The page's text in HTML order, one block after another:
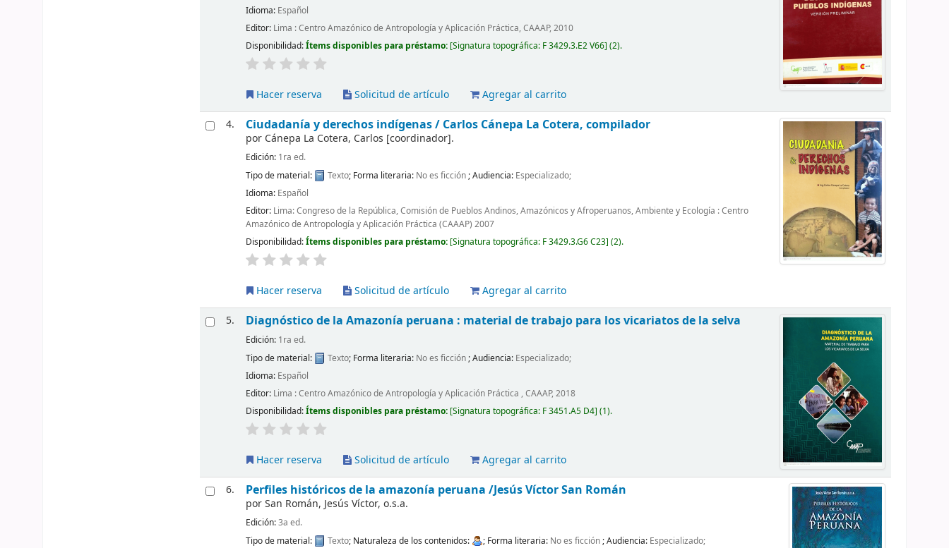
Idioma: Español
Editor: Lima : Centro Amazónico de Antropología y Aplicación Práctica, CAAAP, 2010
Disponibilidad:Ítems disponibles para préstamo: Signatura topográfica: F 3429.3.E2 V66 (2).
Hacer reserva Solicitud de artículo
Agregar al carrito
4.
Ciudadanía y derechos indígenas / Carlos Cánepa La Cotera, compilador
por Cánepa La Cotera, Carlos [coordinador].
Edición: 1ra ed.
Tipo de material:
Texto; Forma literaria: No es ficción; Audiencia: Especializado;
Idioma: Español
Editor: Lima: Congreso de la República, Comisión de Pueblos Andinos, Amazónicos y Afroperuanos, Ambiente y Ecología : Centro
Amazónico de Antropología y Aplicación Práctica (CAAAP) 2007
Disponibilidad:Ítems disponibles para préstamo: Signatura topográfica: F 3429.3.G6 C23 (2).
Hacer reserva Solicitud de artículo
Agregar al carrito
5.
Diagnóstico de la Amazonía peruana : material de trabajo para los vicariatos de la selva
Edición: 1ra ed.
Tipo de material:
Texto; Forma literaria: No es ficción ; Audiencia: Especializado;
Idioma: Español
Editor: Lima : Centro Amazónico de Antropología y Aplicación Práctica , CAAAP, 2018
Disponibilidad:Ítems disponibles para préstamo: Signatura topográfica: F 3451.A5 D4 (1).
Hacer reserva Solicitud de artículo
Agregar al carrito
6.
Perfiles históricos de la amazonía peruana/Jesús Víctor San Román
porSan Román, Jesús Víctor, o.s.a.
Edición:3a ed.
Tipo de material:
Texto; Naturaleza de los contenidos: ; Forma literaria: No es ficción; Audiencia: Especializado;